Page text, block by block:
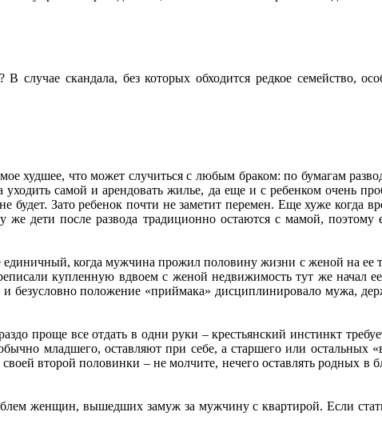
скандала, без которых обходится редкое семейство,
худшее, что может случиться с любым браком: по бумагам
самой и арендовать жилье, да еще и с ребенком очень
будет. Зато ребенок почти не заметит перемен. Еще хуже когда
же дети после развода традиционно остаются с мамой,
когда мужчина прожил половину жизни с женой на ее
купленную вдвоем с женой недвижимость тут же начал
положение «приймака» дисциплинировало мужа,
проще все отдать в одни руки – крестьянский инстинкт
младшего, оставляют при себе, а старшего или остальных
второй половинки – не молчите, нечего оставлять родных в
женщин, вышедших замуж за мужчину с квартирой. Если